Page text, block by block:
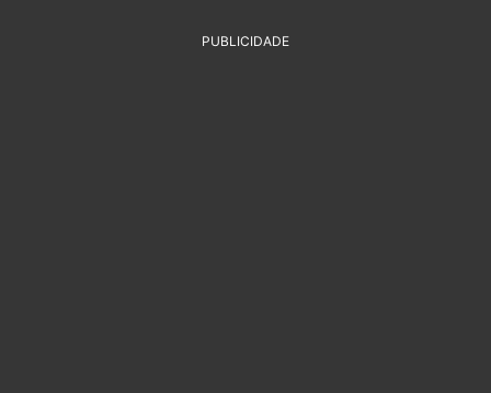
PUBLICIDADE